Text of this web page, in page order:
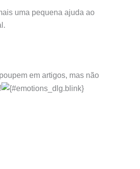
uma pequena ajuda ao
em artigos, mas não